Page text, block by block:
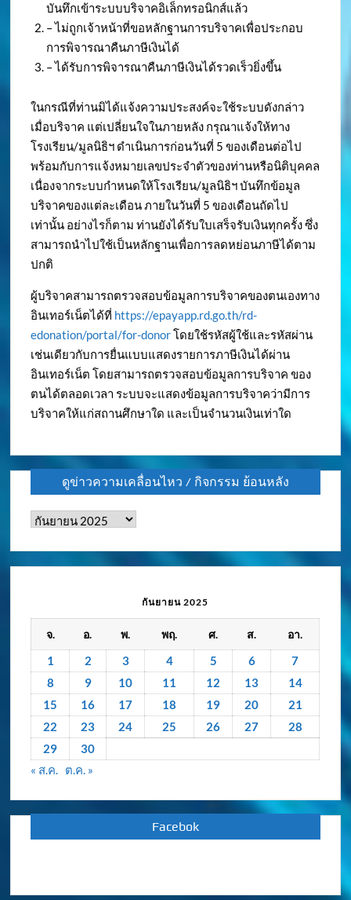
บันทึกเข้าระบบบริจาคอิเล็กทรอนิกส์แล้ว
– ไม่ถูกเจ้าหน้าที่ขอหลักฐานการบริจาคเพื่อประกอบ
การพิจารณาคืนภาษีเงินได้
– ได้รับการพิจารณาคืนภาษีเงินได้รวดเร็วยิ่งขึ้น
ในกรณีที่ท่านมิได้แจ้งความประสงค์จะใช้ระบบดังกล่าว
เมื่อบริจาค แต่เปลี่ยนใจในภายหลัง กรุณาแจ้งให้ทาง
โรงเรียน/มูลนิธิฯ ดำเนินการก่อนวันที่ 5 ของเดือนต่อไป
พร้อมกับการแจ้งหมายเลขประจำตัวของท่านหรือนิติบุคคล
เนื่องจากระบบกำหนดให้โรงเรียน/มูลนิธิฯ บันทึกข้อมูล
บริจาคของแต่ละเดือน ภายในวันที่ 5 ของเดือนถัดไป
เท่านั้น อย่างไรก็ตาม ท่านยังได้รับใบเสร็จรับเงินทุกครั้ง ซึ่ง
สามารถนำไปใช้เป็นหลักฐานเพื่อการลดหย่อนภาษีได้ตาม
ปกติ
ผู้บริจาคสามารถตรวจสอบข้อมูลการบริจาคของตนเองทาง
อินเทอร์เน็ตได้ที่ https://epayapp.rd.go.th/rd-
edonation/portal/for-donorโดยใช้รหัสผู้ใช้และรหัสผ่าน
เช่นเดียวกับการยื่นแบบแสดงรายการภาษีเงินได้ผ่าน
อินเทอร์เน็ต โดยสามารถตรวจสอบข้อมูลการบริจาค ของ
ตนได้ตลอดเวลา ระบบจะแสดงข้อมูลการบริจาคว่ามีการ
บริจาคให้แก่สถานศึกษาใด และเป็นจำนวนเงินเท่าใด
ดูข่าวความเคลื่อนไหว / กิจกรรม ย้อนหลัง
ดู
กิจกรรม
ย้อน
หลัง
กันยายน 2025
จ. อ. พ. พฤ. ศ. ส. อา.
1 2 3 4 5 6
7
8
9 10 11 12 13
14
15
16 17 18 19 20
21
22
23 24 25 26 27
28
29
30
« ส.ค. ต.ค. »
Facebok